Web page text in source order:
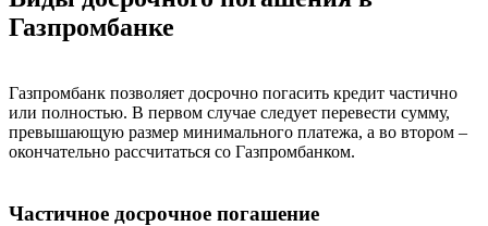
Газпромбанке
Газпромбанк позволяет досрочно погасить кредит частично
или полностью. В первом случае следует перевести сумму,
превышающую размер минимального платежа, а во втором –
окончательно рассчитаться со Газпромбанком.
Частичное досрочное погашение